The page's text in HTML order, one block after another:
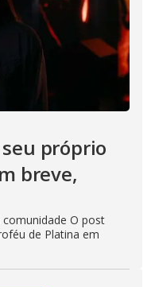
próprio
breve,
O post
de Platina em